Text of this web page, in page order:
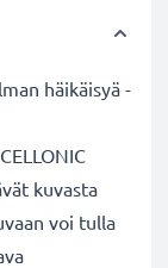
häikäisyä -
kuvasta
voi tulla